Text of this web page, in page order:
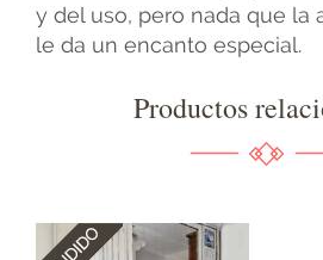
y del uso, pero nada que la
le da un encanto especial.
Productos